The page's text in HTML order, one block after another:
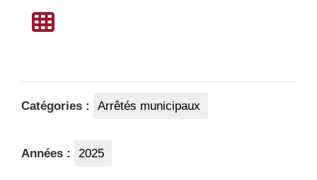
Catégories : Arrêtés municipaux
Années : 2025